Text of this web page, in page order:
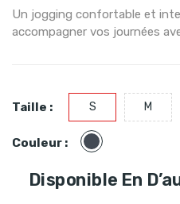
Un jogging confortable et
accompagner vos journées
Taille : S M
Couleur : Noir
Disponible En